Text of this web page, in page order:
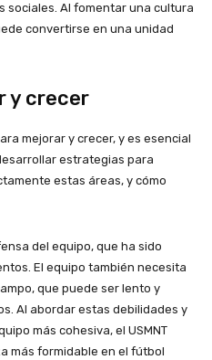
sociales. Al fomentar una cultura
convertirse en una unidad
y crecer
mejorar y crecer, y es esencial
estrategias para
estas áreas, y cómo
del equipo, que ha sido
El equipo también necesita
que puede ser lento y
Al abordar estas debilidades y
más cohesiva, el USMNT
más formidable en el fútbol